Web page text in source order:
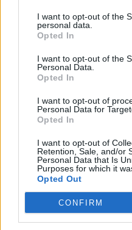
I want to opt-out of the
personal data.
Opted In
I want to opt-out of the
Personal Data.
Opted In
I want to opt-out of
Personal Data for
Opted In
I want to opt-out of
Retention, Sale, and/or
Personal Data that Is
Purposes for which it
Opted Out
CONFIRM
Divina
PURGATORIO.Il
prosegue nel
salgono verso il
le anime sono
espiare, secondo la
colpe e i peccati
termine della loro
volta espiati i
Pradiso, per godere